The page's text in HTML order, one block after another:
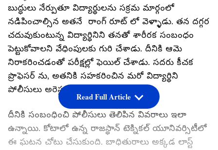
బుద్ధులు నేర్పుతూ విద్యార్థులను సక్రమ మార్గంలో
నడిపించాల్సిన అతనే రాంగ్ రూట్ లో వెళ్ళాడు. తన దగ్గర
చదువుకుంటున్న విద్యార్థినిని తనతో శారీరక సంబంధం
పెట్టుకోవాలని వేధింపులకు గురి చేశాడు. దీనికి ఆమె
నిరాకరించడంతో పరీక్షల్లో ఫెయిల్ చేశాడు. సదరు కీచక
ప్రొఫెసర్ ను, అతనికి సహకరించిన మరో విద్యార్థిని
పోలీసులు అరెస్టు చేశారు.
దీనికి సంబంధించి పోలీసులు తెలిపిన వివరాలు ఇలా
ఉన్నాయి. కోటాలో ఉన్న రాజస్థాన్ టెక్నికల్ యూనివర్సిటీలో
ఈ ఘటన చోటు చేసుకుంది. బాధితురాలు అక్కడ లాస్ట్
Read Full Article